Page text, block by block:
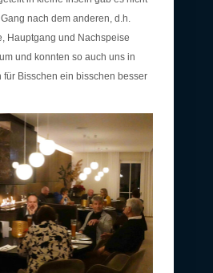
nach dem anderen, d.h.
Hauptgang und Nachspeise
und konnten so auch uns in
Bisschen ein bisschen besser